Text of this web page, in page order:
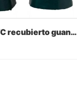
Verde PVC recubierto guantes acabado sandy